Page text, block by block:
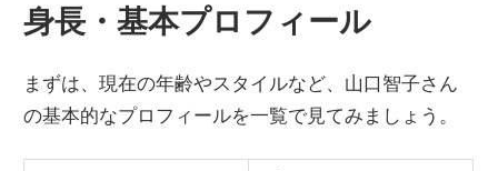
身長・基本プロフィール
まずは、現在の年齢やスタイルなど、山口智子さん
の基本的なプロフィールを一覧で見てみましょう。